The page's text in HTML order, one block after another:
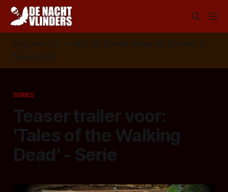
Volg ons op: 📣 RSS 📰 Google News 🦋 Bluesky
✉️
Nieuwsbrief
SERIES
Teaser trailer voor:
'Tales of the Walking
Dead' - Serie